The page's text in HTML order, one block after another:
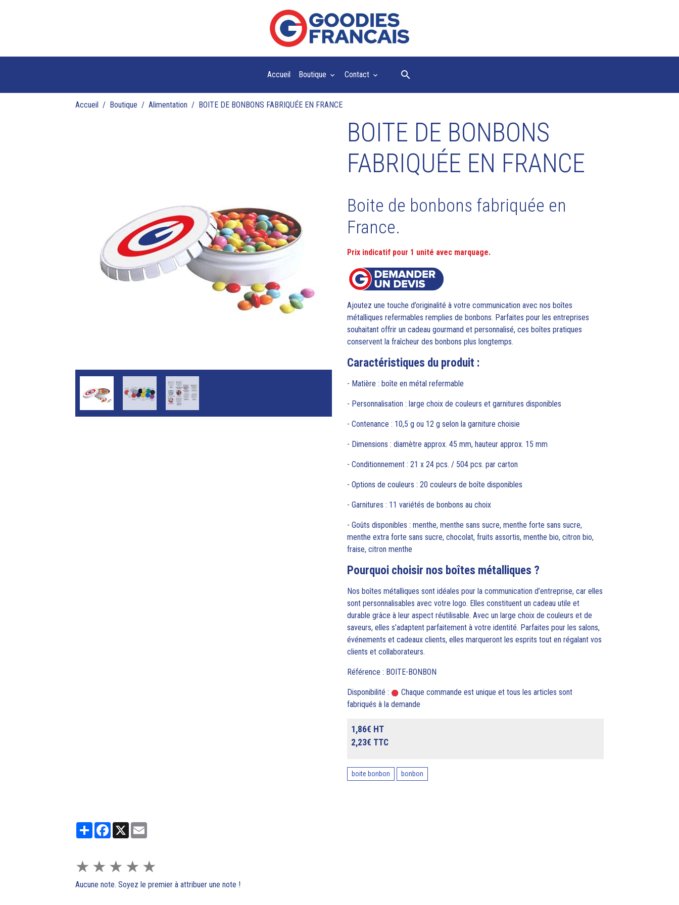
Accueil Boutique Contact
Accueil Boutique Alimentation BOITE DE BONBONS FABRIQUÉE EN FRANCE
BOITE DE BONBONS
FABRIQUÉE EN FRANCE
Boite de bonbons fabriquée en
France.
Prix indicatif pour 1 unité avec marquage.
Ajoutez une touche d’originalité à votre communication avec nos boîtes
métalliques refermables remplies de bonbons. Parfaites pour les entreprises
souhaitant offrir un cadeau gourmand et personnalisé, ces boîtes pratiques
conservent la fraîcheur des bonbons plus longtemps.
Caractéristiques du produit :
- Matière : boîte en métal refermable
- Personnalisation : large choix de couleurs et garnitures disponibles
- Contenance : 10,5 g ou 12 g selon la garniture choisie
- Dimensions : diamètre approx. 45 mm, hauteur approx. 15 mm
- Conditionnement : 21 x 24 pcs. / 504 pcs. par carton
- Options de couleurs : 20 couleurs de boîte disponibles
- Garnitures : 11 variétés de bonbons au choix
- Goûts disponibles : menthe, menthe sans sucre, menthe forte sans sucre,
menthe extra forte sans sucre, chocolat, fruits assortis, menthe bio, citron bio,
fraise, citron menthe
Pourquoi choisir nos boîtes métalliques ?
Nos boîtes métalliques sont idéales pour la communication d’entreprise, car elles
sont personnalisables avec votre logo. Elles constituent un cadeau utile et
durable grâce à leur aspect réutilisable. Avec un large choix de couleurs et de
saveurs, elles s’adaptent parfaitement à votre identité. Parfaites pour les salons,
événements et cadeaux clients, elles marqueront les esprits tout en régalant vos
clients et collaborateurs.
Référence : BOITE-BONBON
Disponibilité :
Chaque commande est unique et tous les articles sont
fabriqués à la demande
1,86€ HT
2,23€ TTC
boite bonbon bonbon
PartagerFacebook
X
★ ★ ★ ★ ★
Aucune note. Soyez le premier à attribuer une note !